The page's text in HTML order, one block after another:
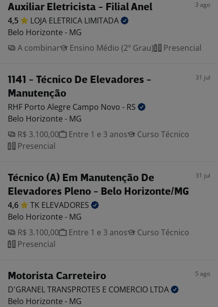
Auxiliar Eletricista - Filial Anel 3 ago
4,5 LOJA ELETRICA LIMITADA
Belo Horizonte - MG
A combinar
Ensino Médio (2º Grau) Presencial
1141 - Técnico De Elevadores -
Manutenção
31 jul
RHF Porto Alegre Campo Novo - RS
Belo Horizonte - MG
R$ 3.100,00
Entre 1 e 3 anos
Curso Técnico
Presencial
Técnico (A) Em Manutenção De
Elevadores Pleno - Belo Horizonte/MG
31 jul
4,6 TK ELEVADORES
Belo Horizonte - MG
R$ 3.100,00
Entre 1 e 3 anos
Curso Técnico
Presencial
Motorista Carreteiro 5 ago
D'GRANEL TRANSPROTES E COMERCIO LTDA
Belo Horizonte - MG